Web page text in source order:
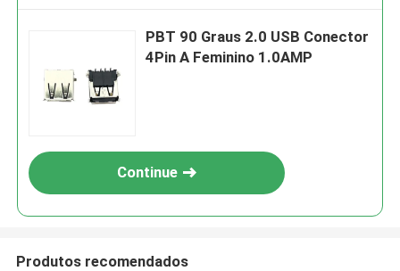
PBT 90 Graus 2.0 USB Conector
4Pin A Feminino 1.0AMP
Continue
Produtos recomendados